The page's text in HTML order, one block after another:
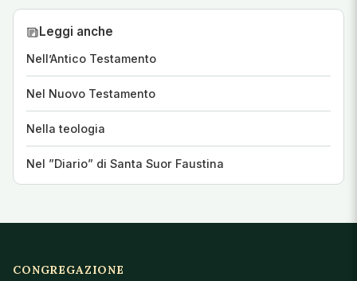
Leggi anche
Nell’Antico Testamento
Nel Nuovo Testamento
Nella teologia
Nel ”Diario” di Santa Suor Faustina
CONGREGAZIONE